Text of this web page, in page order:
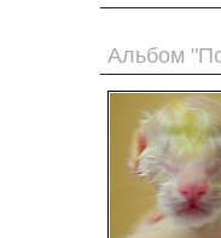
Альбом